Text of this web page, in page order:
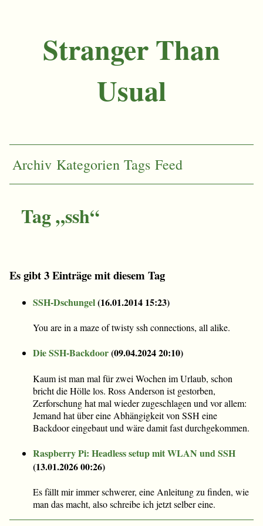
Stranger Than
Usual
Archiv Kategorien Tags Feed
Tag „ssh“
Es gibt 3 Einträge mit diesem Tag
SSH-Dschungel(16.01.2014 15:23)
You are in a maze of twisty ssh connections, all alike.
Die SSH-Backdoor(09.04.2024 20:10)
Kaum ist man mal für zwei Wochen im Urlaub, schon
bricht die Hölle los. Ross Anderson ist gestorben,
Zerforschung hat mal wieder zugeschlagen und vor allem:
Jemand hat über eine Abhängigkeit von SSH eine
Backdoor eingebaut und wäre damit fast durchgekommen.
Raspberry Pi: Headless setup mit WLAN und SSH
(13.01.2026 00:26)
Es fällt mir immer schwerer, eine Anleitung zu finden, wie
man das macht, also schreibe ich jetzt selber eine.